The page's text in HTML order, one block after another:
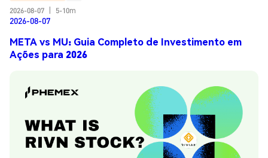
2026-08-07
5-10m
2026-08-07
META vs MU: Guia Completo de Investimento em
Ações para 2026